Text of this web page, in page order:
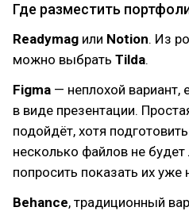
Где разместить
Readymag или Notion. Из
можно выбрать Tilda.
Figma — неплохой вариант,
в виде презентации.
подойдёт, хотя
несколько файлов не
попросить показать их уже
Behance, традиционный